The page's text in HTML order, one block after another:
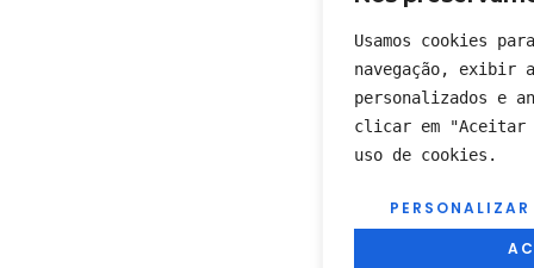
Usamos cookies
navegação, exibir
personalizados e
clicar em "Aceitar
uso de cookies.
PERSONALIZAR